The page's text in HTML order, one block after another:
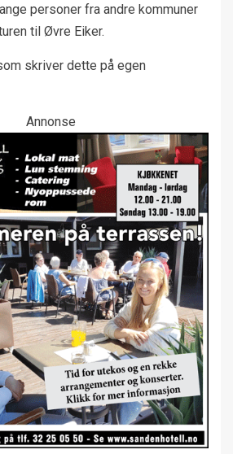
personer fra andre kommuner
til Øvre Eiker.
skriver dette på egen
Annonse